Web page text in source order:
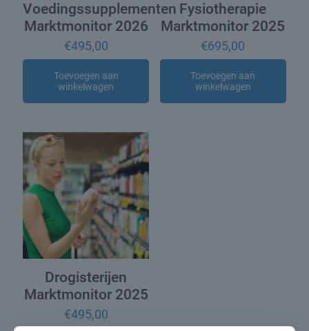
Voedingssupplementen
Marktmonitor 2026
€495,00
Toevoegen aan
winkelwagen
Fysiotherapie
Marktmonitor 2025
€695,00
Toevoegen aan
winkelwagen
Drogisterijen
Marktmonitor 2025
€495,00